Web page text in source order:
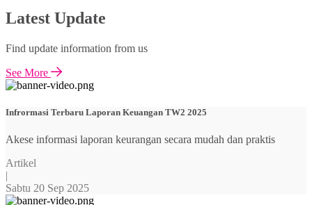
Latest Update
Find update information from us
See More
Infrormasi Terbaru Laporan Keuangan TW2 2025
Akese informasi laporan keurangan secara mudah dan praktis
Artikel
|
Sabtu 20 Sep 2025